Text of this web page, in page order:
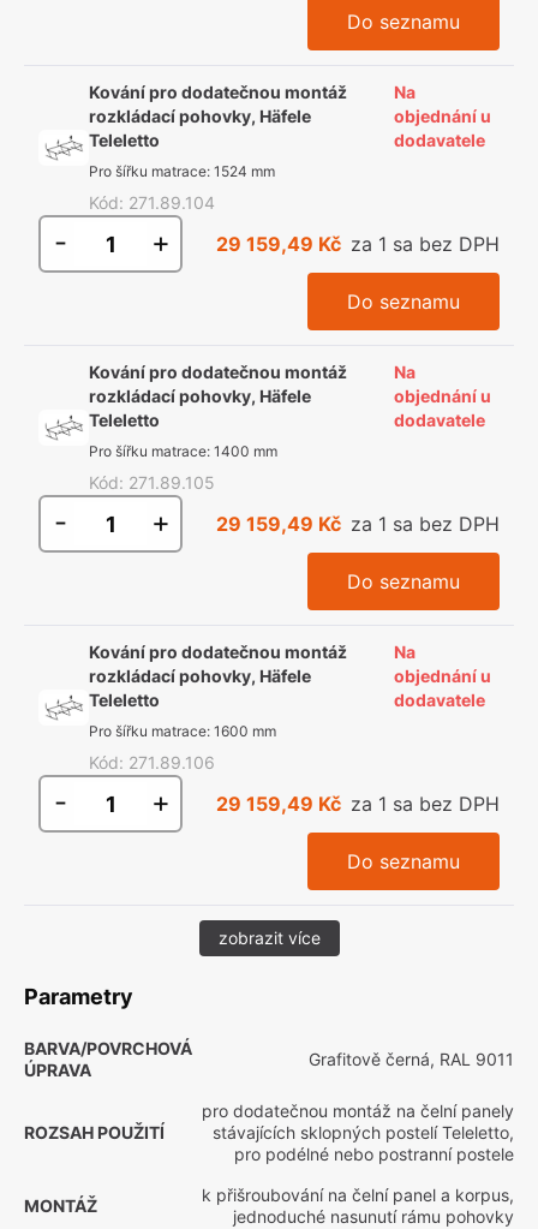
Do seznamu
Kování pro dodatečnou montáž
rozkládací pohovky, Häfele
Teleletto
Pro šířku matrace: 1524 mm
Kód: 271.89.104
Na
objednání u
dodavatele
- + 29 159,49 Kč za 1 sa bez DPH
Do seznamu
Kování pro dodatečnou montáž
rozkládací pohovky, Häfele
Teleletto
Pro šířku matrace: 1400 mm
Kód: 271.89.105
Na
objednání u
dodavatele
- + 29 159,49 Kč za 1 sa bez DPH
Do seznamu
Kování pro dodatečnou montáž
rozkládací pohovky, Häfele
Teleletto
Pro šířku matrace: 1600 mm
Kód: 271.89.106
Na
objednání u
dodavatele
- + 29 159,49 Kč za 1 sa bez DPH
Do seznamu
zobrazit více
Parametry
BARVA/POVRCHOVÁ
ÚPRAVA
Grafitově černá, RAL 9011
ROZSAH POUŽITÍ
pro dodatečnou montáž na čelní panely
stávajících sklopných postelí Teleletto,
pro podélné nebo postranní postele
MONTÁŽ
k přišroubování na čelní panel a korpus,
jednoduché nasunutí rámu pohovky